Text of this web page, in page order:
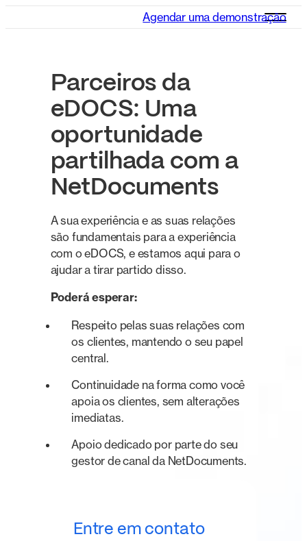
Agendar uma demonstração
Parceiros da
eDOCS: Uma
oportunidade
partilhada com a
NetDocuments
A sua experiência e as suas relações
são fundamentais para a experiência
com o eDOCS, e estamos aqui para o
ajudar a tirar partido disso.
Poderá esperar:
Respeito pelas suas relações com
os clientes, mantendo o seu papel
central.
Continuidade na forma como você
apoia os clientes, sem alterações
imediatas.
Apoio dedicado por parte do seu
gestor de canal da NetDocuments.
Entre em contato